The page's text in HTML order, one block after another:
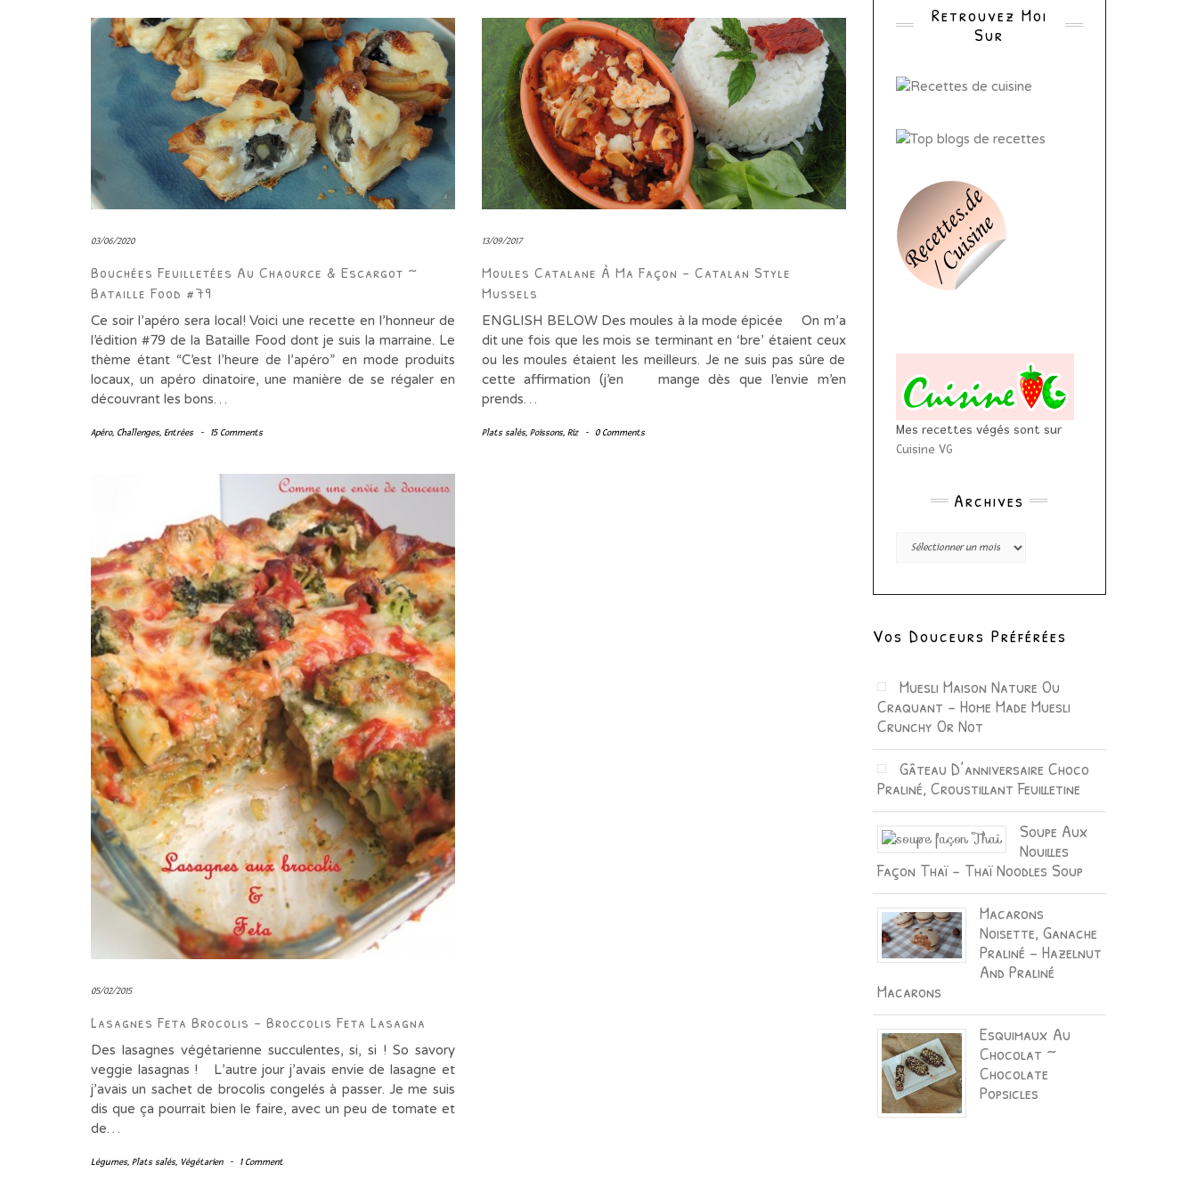
03/06/2020
Bouchées Feuilletées Au Chaource & Escargot ~
Bataille Food #79
Ce soir l’apéro sera local! Voici une recette en l’honneur de
l’édition #79 de la Bataille Food dont je suis la marraine. Le
thème étant “C’est l’heure de l’apéro” en mode produits
locaux, un apéro dinatoire, une manière de se régaler en
découvrant les bons…
Apéro, Challenges, Entrées - 15 Comments
13/09/2017
Moules Catalane À Ma Façon – Catalan Style
Mussels
ENGLISH BELOW Des moules à la mode épicée On m’a
dit une fois que les mois se terminant en ‘bre’ étaient ceux
ou les moules étaient les meilleurs. Je ne suis pas sûre de
cette affirmation (j’en mange dès que l’envie m’en
prends…
Plats salés, Poissons, Riz - 0 Comments
05/02/2015
Lasagnes Feta Brocolis – Broccolis Feta Lasagna
Des lasagnes végétarienne succulentes, si, si ! So savory
veggie lasagnas ! L’autre jour j’avais envie de lasagne et
j’avais un sachet de brocolis congelés à passer. Je me suis
dis que ça pourrait bien le faire, avec un peu de tomate et
de…
Légumes, Plats salés, Végétarien - 1 Comment
Retrouvez Moi
Sur
Mes recettes végés sont sur
Cuisine VG
Archives
Archives
Vos Douceurs Préférées
Muesli Maison Nature Ou
Craquant – Home Made Muesli
Crunchy Or Not
Gâteau D’anniversaire Choco
Praliné, Croustillant Feuilletine
Soupe Aux
Nouilles
Façon Thaï – Thaï Noodles Soup
Macarons
Noisette, Ganache
Praliné – Hazelnut
And Praliné
Macarons
Esquimaux Au
Chocolat ~
Chocolate
Popsicles